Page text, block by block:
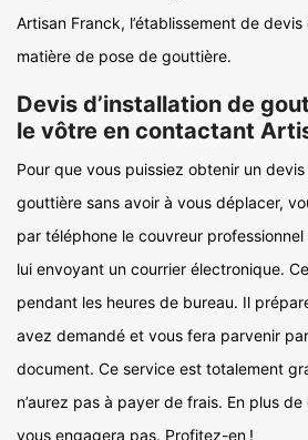
Artisan Franck, l’établissement de
matière de pose de gouttière.
Devis d’installation de
le vôtre en contactant
Pour que vous puissiez obtenir un devis
gouttière sans avoir à vous déplacer,
par téléphone le couvreur
lui envoyant un courrier électronique.
pendant les heures de bureau. Il
avez demandé et vous fera parvenir
document. Ce service est totalement
n’aurez pas à payer de frais. En plus
vous engagera pas. Profitez-en !